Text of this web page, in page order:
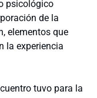
psicológico
de la
elementos que
la experiencia
tuvo para la